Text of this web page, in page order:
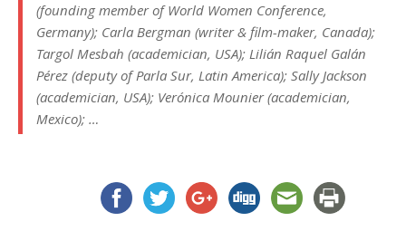
(founding member of World Women Conference,
Germany); Carla Bergman (writer & film-maker, Canada);
Targol Mesbah (academician, USA); Lilián Raquel Galán
Pérez (deputy of Parla Sur, Latin America); Sally Jackson
(academician, USA); Verónica Mounier (academician,
Mexico); …